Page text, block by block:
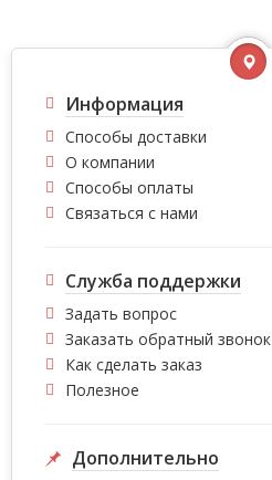
Информация
Способы доставки
О компании
Способы оплаты
Связаться с нами
Служба поддержки
Задать вопрос
Заказать обратный звонок
Как сделать заказ
Полезное
Дополнительно